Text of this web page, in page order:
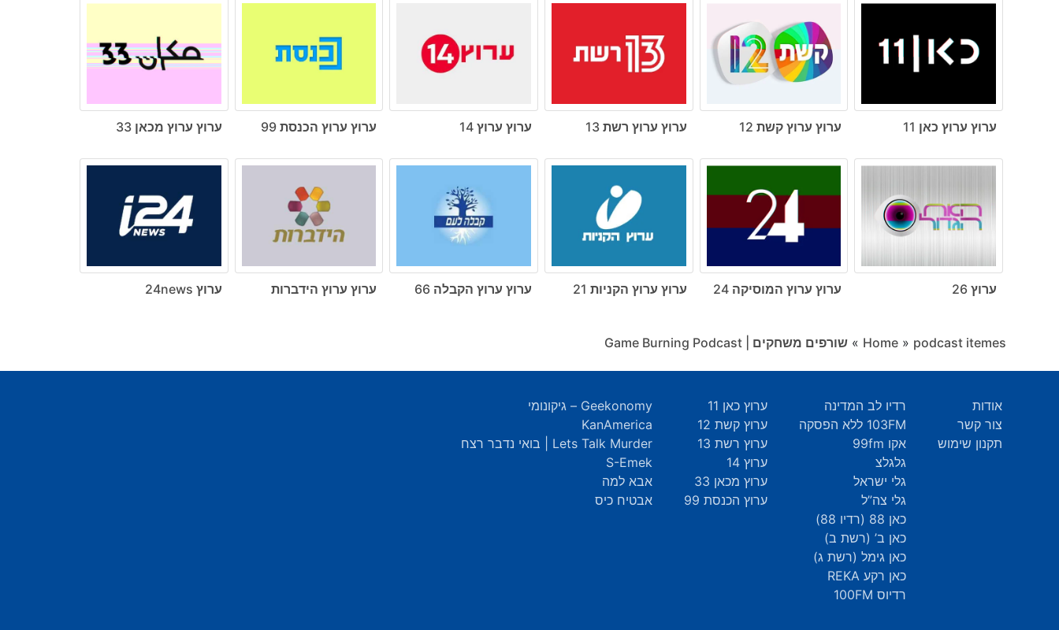
ערוץ ערוץ כאן 11 ערוץ ערוץ קשת 12 ערוץ ערוץ רשת 13 ערוץ ערוץ 14 ערוץ ערוץ הכנסת 99 ערוץ ערוץ מכאן 33
ערוץ 26 ערוץ ערוץ המוסיקה 24 ערוץ ערוץ הקניות 21 ערוץ ערוץ הקבלה 66 ערוץ ערוץ הידברות ערוץ 24news
Home » podcast itemes
» שורפים משחקים | Game Burning Podcast
אודות
צור קשר
תקנון שימוש
רדיו לב המדינה
103FM ללא הפסקה
אקו 99fm
גלגלצ
גלי ישראל
גלי צה”ל
כאן 88 (רדיו 88)
כאן ב’ (רשת ב)
כאן גימל (רשת ג)
כאן רקע REKA
רדיוס 100FM
ערוץ כאן 11
ערוץ קשת 12
ערוץ רשת 13
ערוץ 14
ערוץ מכאן 33
ערוץ הכנסת 99
Geekonomy – גיקונומי
KanAmerica
Lets Talk Murder | בואי נדבר רצח
S-Emek
אבא למה
אבטיח כיס